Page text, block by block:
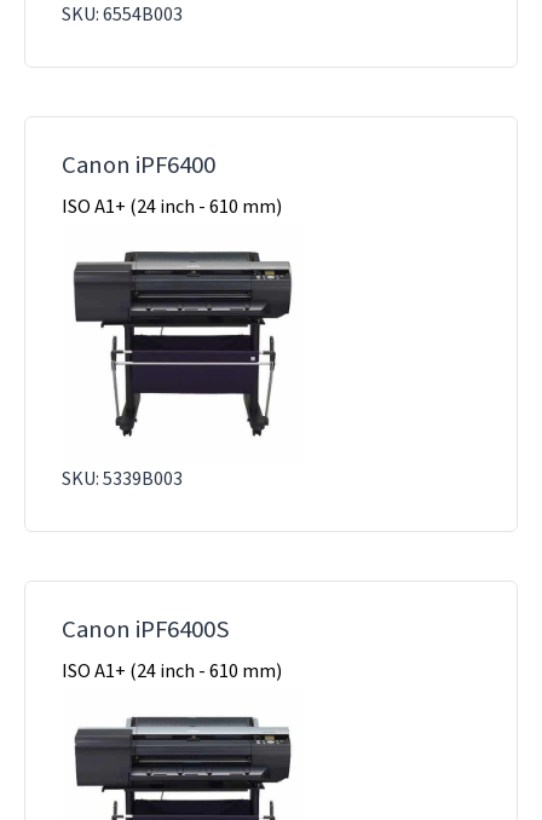
SKU: 6554B003
Canon iPF6400
ISO A1+ (24 inch - 610 mm)
SKU: 5339B003
Canon iPF6400S
ISO A1+ (24 inch - 610 mm)